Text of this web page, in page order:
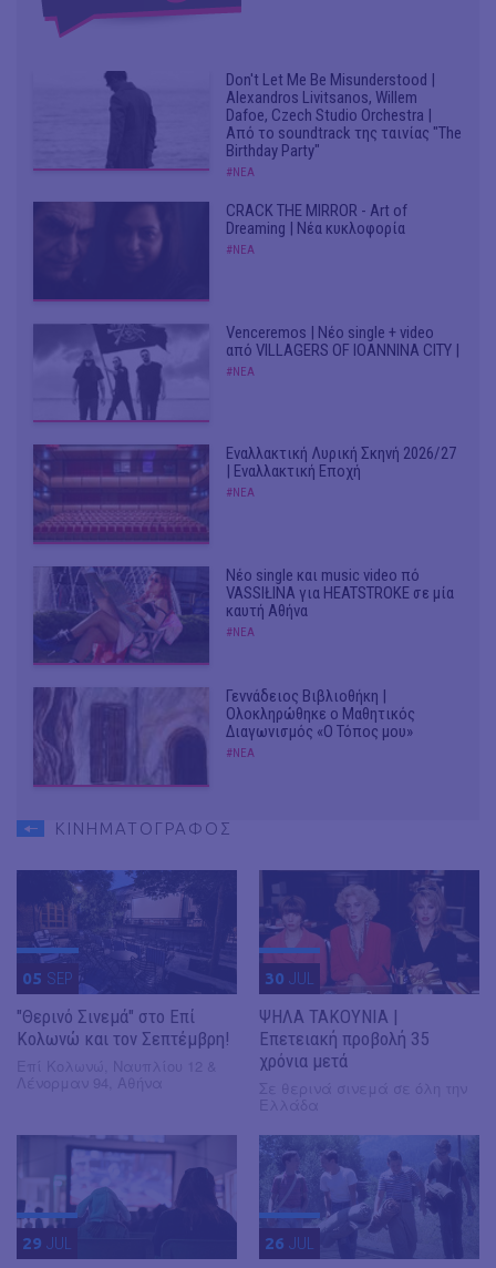
Don't Let Me Be Misunderstood |
Alexandros Livitsanos, Willem
Dafoe, Czech Studio Orchestra |
Από το soundtrack της ταινίας "The
Birthday Party"
#ΝΕΑ
CRACK THE MIRROR - Art of
Dreaming | Νέα κυκλοφορία
#ΝΕΑ
Venceremos | Νέο single + video
από VILLAGERS OF IOANNINA CITY |
#ΝΕΑ
Εναλλακτική Λυρική Σκηνή 2026/27
| Εναλλακτική Εποχή
#ΝΕΑ
Νέο single και music video πό
VASSIŁINA για HEATSTROKE σε μία
καυτή Αθήνα
#ΝΕΑ
Γεννάδειος Βιβλιοθήκη |
Ολοκληρώθηκε ο Μαθητικός
Διαγωνισμός «Ο Τόπος μου»
#ΝΕΑ
ΚΙΝΗΜΑΤΟΓΡΑΦΟΣ
05 SEP
"Θερινό Σινεμά" στο Επί
Κολωνώ και τον Σεπτέμβρη!
30 JUL
ΨΗΛΑ ΤΑΚΟΥΝΙΑ |
Επετειακή προβολή 35
χρόνια μετά
29 JUL 26 JUL